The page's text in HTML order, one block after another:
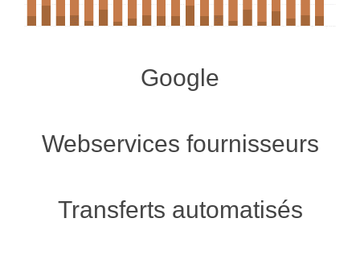
Google
Webservices fournisseurs
Transferts automatisés